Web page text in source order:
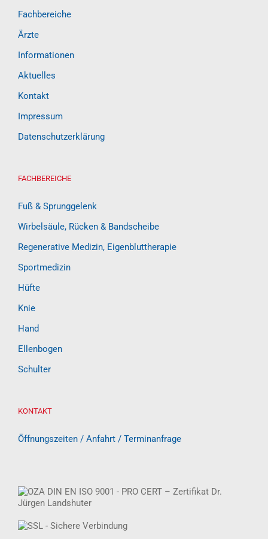
Fachbereiche
Ärzte
Informationen
Aktuelles
Kontakt
Impressum
Datenschutzerklärung
FACHBEREICHE
Fuß & Sprunggelenk
Wirbelsäule, Rücken & Bandscheibe
Regenerative Medizin, Eigenbluttherapie
Sportmedizin
Hüfte
Knie
Hand
Ellenbogen
Schulter
KONTAKT
Öffnungszeiten / Anfahrt / Terminanfrage